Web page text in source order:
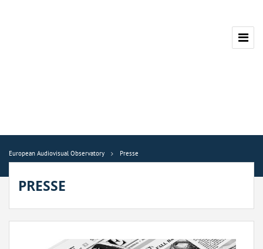
European Audiovisual Observatory Presse
PRESSE